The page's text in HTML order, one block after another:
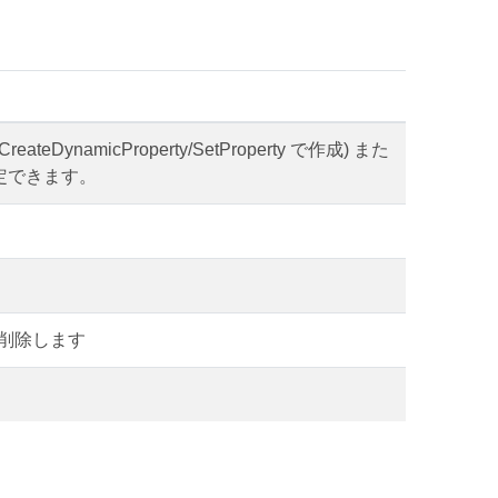
SetProperty で作成) また
きます。
除します